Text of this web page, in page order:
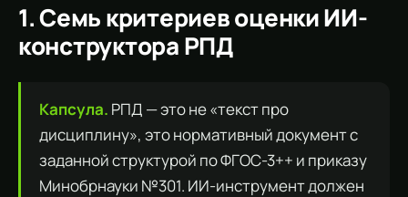
1. Семь критериев оценки ИИ-
конструктора РПД
Капсула. РПД — это не «текст про
дисциплину», это нормативный документ с
заданной структурой по ФГОС-3++ и приказу
Минобрнауки №301. ИИ-инструмент должен